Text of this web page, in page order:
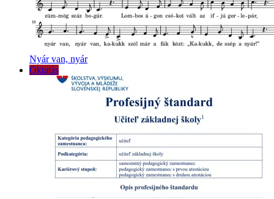
Nyár van, nyár
Oktatás